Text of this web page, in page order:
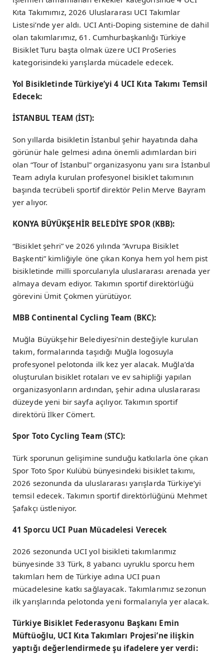
Kıta Takımımız, 2026 Uluslararası UCI Takımlar
Listesi’nde yer aldı. UCI Anti-Doping sistemine de dahil
olan takımlarımız, 61. Cumhurbaşkanlığı Türkiye
Bisiklet Turu başta olmak üzere UCI ProSeries
kategorisindeki yarışlarda mücadele edecek.
Yol Bisikletinde Türkiye’yi 4 UCI Kıta Takımı Temsil
Edecek:
İSTANBUL TEAM (İST):
Son yıllarda bisikletin İstanbul şehir hayatında daha
görünür hale gelmesi adına önemli adımlardan biri
olan “Tour of İstanbul” organizasyonu yanı sıra İstanbul
Team adıyla kurulan profesyonel bisiklet takımının
başında tecrübeli sportif direktör Pelin Merve Bayram
yer alıyor.
KONYA BÜYÜKŞEHİR BELEDİYE SPOR (KBB):
“Bisiklet şehri” ve 2026 yılında “Avrupa Bisiklet
Başkenti” kimliğiyle öne çıkan Konya hem yol hem pist
bisikletinde milli sporcularıyla uluslararası arenada yer
almaya devam ediyor. Takımın sportif direktörlüğü
görevini Ümit Çokmen yürütüyor.
MBB Continental Cycling Team (BKC):
Muğla Büyükşehir Belediyesi’nin desteğiyle kurulan
takım, formalarında taşıdığı Muğla logosuyla
profesyonel pelotonda ilk kez yer alacak. Muğla’da
oluşturulan bisiklet rotaları ve ev sahipliği yapılan
organizasyonların ardından, şehir adına uluslararası
düzeyde yeni bir sayfa açılıyor. Takımın sportif
direktörü İlker Cömert.
Spor Toto Cycling Team (STC):
Türk sporunun gelişimine sunduğu katkılarla öne çıkan
Spor Toto Spor Kulübü bünyesindeki bisiklet takımı,
2026 sezonunda da uluslararası yarışlarda Türkiye’yi
temsil edecek. Takımın sportif direktörlüğünü Mehmet
Şafakçı üstleniyor.
41 Sporcu UCI Puan Mücadelesi Verecek
2026 sezonunda UCI yol bisikleti takımlarımız
bünyesinde 33 Türk, 8 yabancı uyruklu sporcu hem
takımları hem de Türkiye adına UCI puan
mücadelesine katkı sağlayacak. Takımlarımız sezonun
ilk yarışlarında pelotonda yeni formalarıyla yer alacak.
Türkiye Bisiklet Federasyonu Başkanı Emin
Müftüoğlu, UCI Kıta Takımları Projesi’ne ilişkin
yaptığı değerlendirmede şu ifadelere yer verdi: